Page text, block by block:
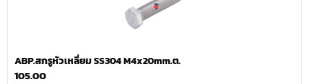
ABP.สกรูหัวเหลี่ยม SS304 M4x20mm.ต.
105.00